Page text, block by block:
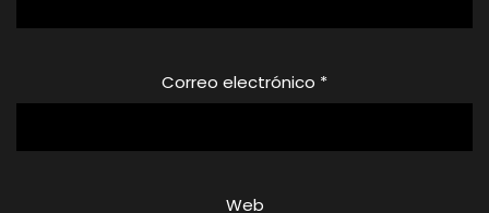
Correo electrónico *
Web